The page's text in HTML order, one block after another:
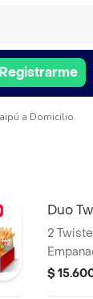
Registrarme
a Domicilio
Duo
2
$